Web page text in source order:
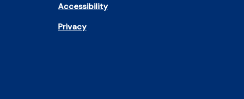
Accessibility
Privacy